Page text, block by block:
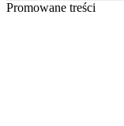
Promowane treści